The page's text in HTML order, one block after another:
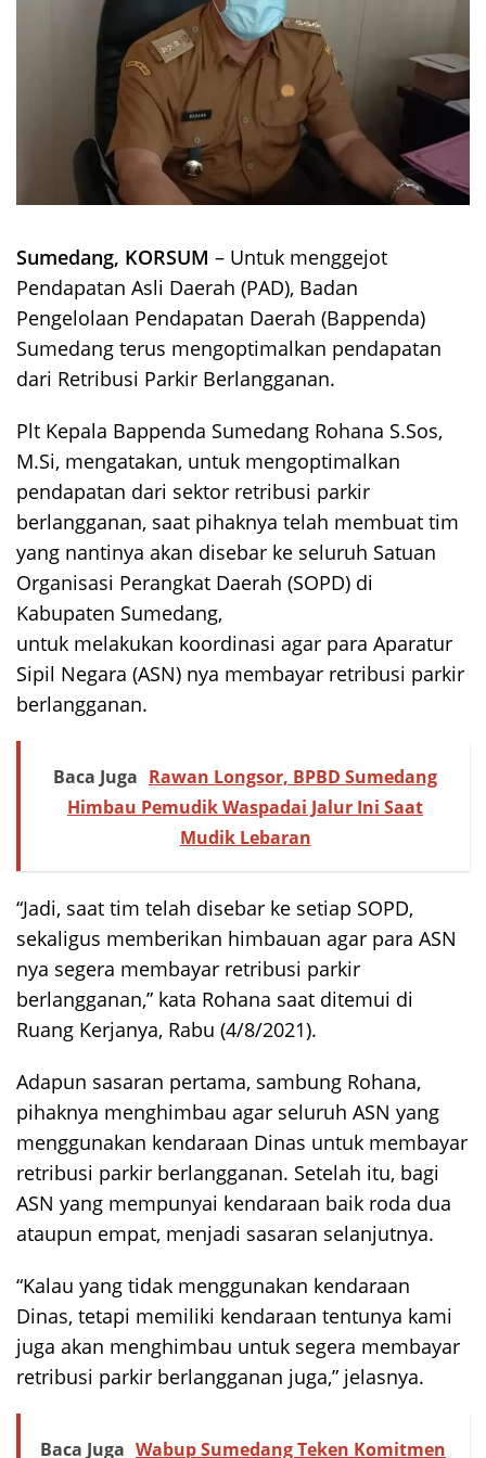
Sumedang, KORSUM – Untuk menggejot
Pendapatan Asli Daerah (PAD), Badan
Pengelolaan Pendapatan Daerah (Bappenda)
Sumedang terus mengoptimalkan pendapatan
dari Retribusi Parkir Berlangganan.
Plt Kepala Bappenda Sumedang Rohana S.Sos,
M.Si, mengatakan, untuk mengoptimalkan
pendapatan dari sektor retribusi parkir
berlangganan, saat pihaknya telah membuat tim
yang nantinya akan disebar ke seluruh Satuan
Organisasi Perangkat Daerah (SOPD) di
Kabupaten Sumedang,
untuk melakukan koordinasi agar para Aparatur
Sipil Negara (ASN) nya membayar retribusi parkir
berlangganan.
Baca Juga Rawan Longsor, BPBD Sumedang
Himbau Pemudik Waspadai Jalur Ini Saat
Mudik Lebaran
“Jadi, saat tim telah disebar ke setiap SOPD,
sekaligus memberikan himbauan agar para ASN
nya segera membayar retribusi parkir
berlangganan,” kata Rohana saat ditemui di
Ruang Kerjanya, Rabu (4/8/2021).
Adapun sasaran pertama, sambung Rohana,
pihaknya menghimbau agar seluruh ASN yang
menggunakan kendaraan Dinas untuk membayar
retribusi parkir berlangganan. Setelah itu, bagi
ASN yang mempunyai kendaraan baik roda dua
ataupun empat, menjadi sasaran selanjutnya.
“Kalau yang tidak menggunakan kendaraan
Dinas, tetapi memiliki kendaraan tentunya kami
juga akan menghimbau untuk segera membayar
retribusi parkir berlangganan juga,” jelasnya.
Baca Juga Wabup Sumedang Teken Komitmen